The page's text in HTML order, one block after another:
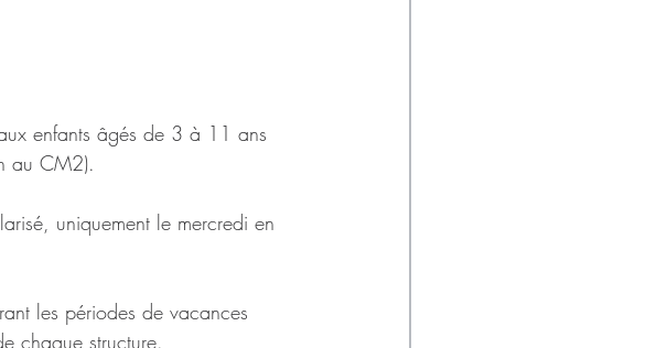
enfants âgés de 3 à 11 ans
au CM2).
uniquement le mercredi en
les périodes de vacances
chaque structure.